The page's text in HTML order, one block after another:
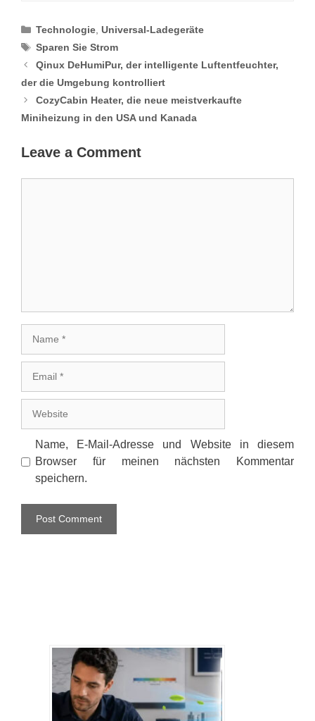
Categories
Technologie ,Universal-Ladegeräte
Tags
Sparen Sie Strom
Qinux DeHumiPur, der intelligente Luftentfeuchter,
der die Umgebung kontrolliert
CozyCabin Heater, die neue meistverkaufte
Miniheizung in den USA und Kanada
Leave a Comment
Name, E-Mail-Adresse und Website in diesem
Browser für meinen nächsten Kommentar
speichern.